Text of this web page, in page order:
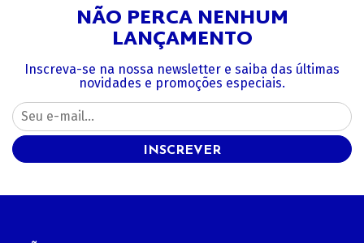
NÃO PERCA NENHUM
LANÇAMENTO
Inscreva-se na nossa newsletter e saiba das últimas
novidades e promoções especiais.
INSCREVER